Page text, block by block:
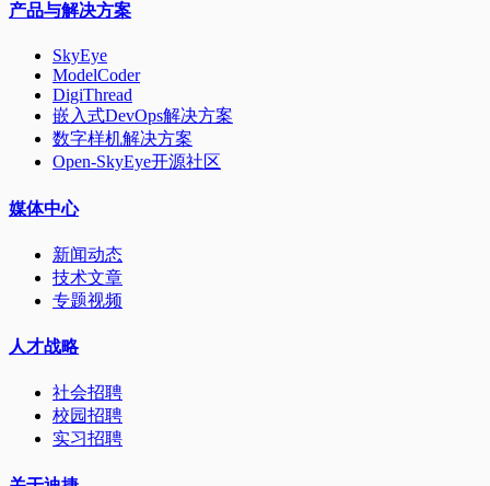
产品与解决方案
SkyEye
ModelCoder
DigiThread
嵌入式DevOps解决方案
数字样机解决方案
Open-SkyEye开源社区
媒体中心
新闻动态
技术文章
专题视频
人才战略
社会招聘
校园招聘
实习招聘